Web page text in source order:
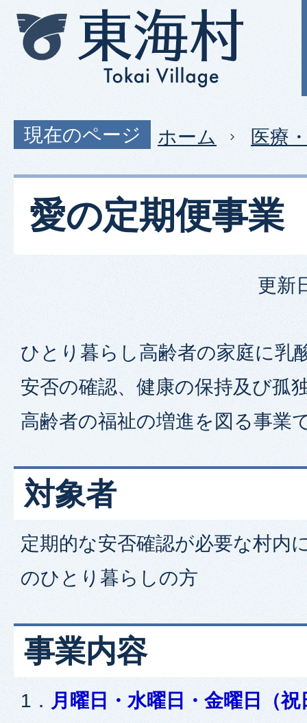
現在のページ ホーム 医療
愛の定期便事業
更新
ひとり暮らし高齢者の家庭に乳
安否の確認、健康の保持及び孤
高齢者の福祉の増進を図る事業
対象者
定期的な安否確認が必要な村内
のひとり暮らしの方
事業内容
1． 月曜日・水曜日・金曜日（